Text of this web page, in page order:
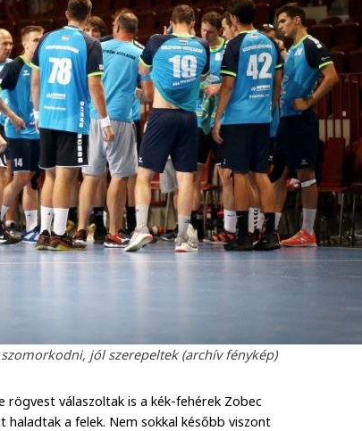
jól szerepeltek (archív fénykép)
válaszoltak is a kék-fehérek Zobec
a felek. Nem sokkal később viszont